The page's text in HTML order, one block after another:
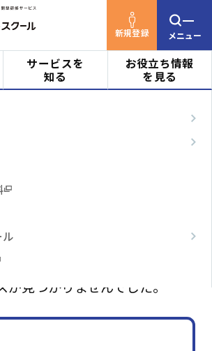
新規登録 メニュー
コースを探す
へ
サービスを
知る
お役立ち情報
を見る
ントスクールTOP
が見つかりませんでした。